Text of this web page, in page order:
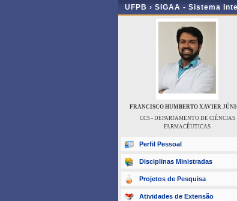
UFPB › SIGAA - Sistema
FRANCISCO HUMBERTO XAVIER
CCS - DEPARTAMENTO DE CIÊNCIAS
FARMACÊUTICAS
Perfil Pessoal
Disciplinas Ministradas
Projetos de Pesquisa
Atividades de Extensão